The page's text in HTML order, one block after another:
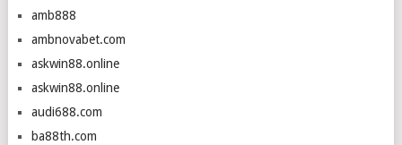
amb888
ambnovabet.com
askwin88.online
askwin88.online
audi688.com
ba88th.com